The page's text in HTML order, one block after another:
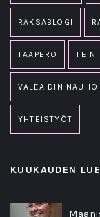
RAKSABLOGI
TAAPERO
VALEÄIDIN
YHTEISTYÖT
KUUKAUDEN